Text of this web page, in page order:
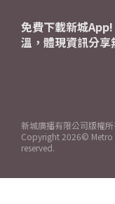
免費下載新城
溫，體現資訊分享
新城廣播有限公司版權
Copyright 2026© Metro
reserved.